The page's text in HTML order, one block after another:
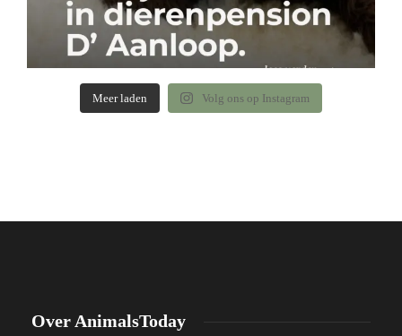
Meer laden Volg ons op Instagram
Over AnimalsToday